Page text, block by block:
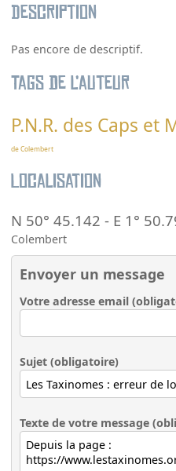
Description
Pas encore de descriptif.
Tags de l’auteur
P.N.R. des Caps et
de Colembert
Localisation
N 50° 45.142 - E 1°
Colembert
Envoyer un message
Votre adresse email
Sujet (obligatoire)
Texte de votre message